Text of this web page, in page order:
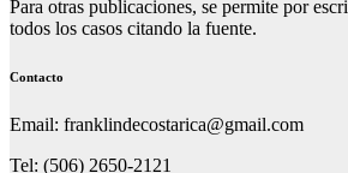
Para otras publicaciones, se permite por
todos los casos citando la fuente.
Contacto
Email: franklindecostarica@gmail.com
Tel: (506) 2650-2121